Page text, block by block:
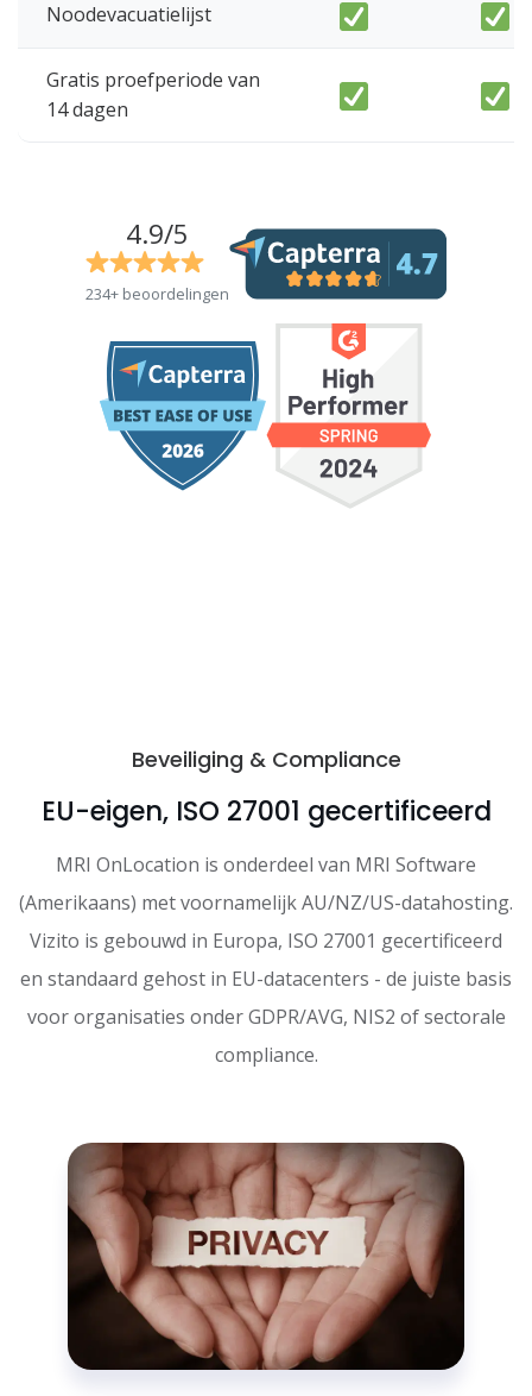
Noodevacuatielijst
Gratis proefperiode van
14 dagen
4.9/5
234+ beoordelingen
Beveiliging & Compliance
EU-eigen, ISO 27001 gecertificeerd
MRI OnLocation is onderdeel van MRI Software
(Amerikaans) met voornamelijk AU/NZ/US-datahosting.
Vizito is gebouwd in Europa, ISO 27001 gecertificeerd
en standaard gehost in EU-datacenters - de juiste basis
voor organisaties onder GDPR/AVG, NIS2 of sectorale
compliance.